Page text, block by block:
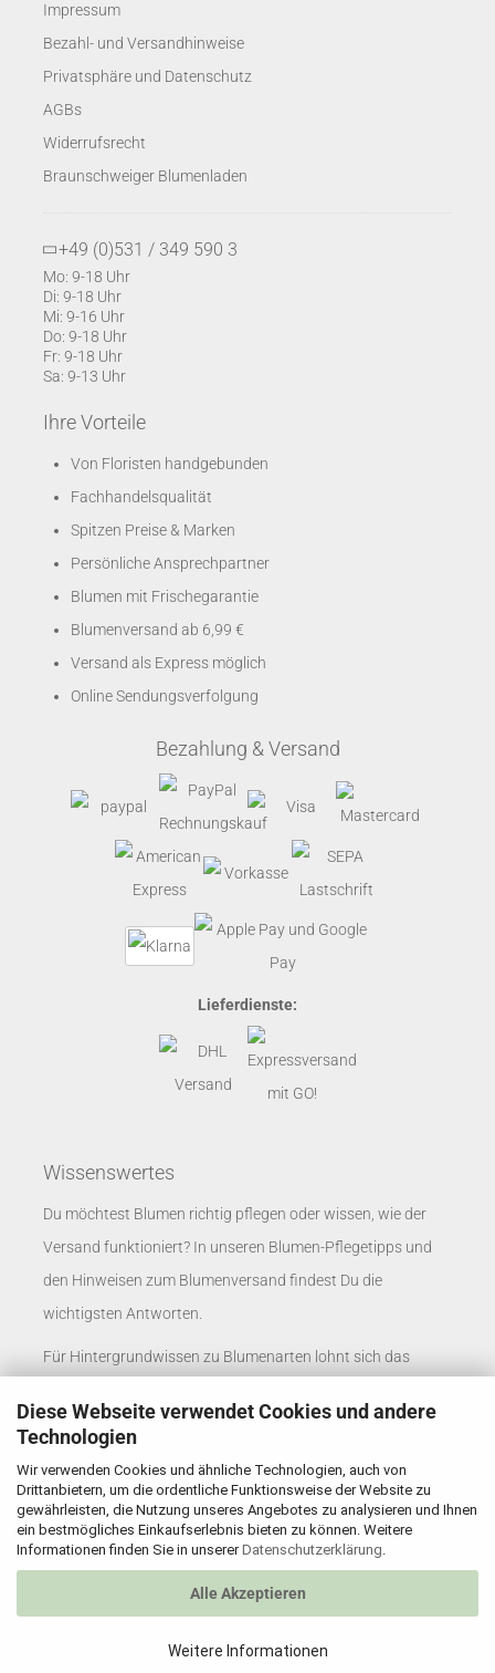
Diese Webseite verwendet Cookies und andere
Technologien
Wir verwenden Cookies und ähnliche Technologien, auch von
Drittanbietern, um die ordentliche Funktionsweise der Website zu
gewährleisten, die Nutzung unseres Angebotes zu analysieren und Ihnen
ein bestmögliches Einkaufserlebnis bieten zu können. Weitere
Informationen finden Sie in unsererDatenschutzerklärung.
Alle Akzeptieren
Weitere Informationen
Impressum
Bezahl- und Versandhinweise
Privatsphäre und Datenschutz
AGBs
Widerrufsrecht
Braunschweiger Blumenladen
+49 (0)531 / 349 590 3
Mo: 9-18 Uhr
Di: 9-18 Uhr
Mi: 9-16 Uhr
Do: 9-18 Uhr
Fr: 9-18 Uhr
Sa: 9-13 Uhr
Ihre Vorteile
Von Floristen handgebunden
Fachhandelsqualität
Spitzen Preise & Marken
Persönliche Ansprechpartner
Blumen mit Frischegarantie
Blumenversand ab 6,99 €
Versand als Express möglich
Online Sendungsverfolgung
Bezahlung & Versand
Lieferdienste:
Wissenswertes
Du möchtest Blumen richtig pflegen oder wissen, wie der
Versand funktioniert? In unseren Blumen-Pflegetipps und
den Hinweisen zum Blumenversand findest Du die
wichtigsten Antworten.
Für Hintergrundwissen zu Blumenarten lohnt sich das
Informationen auf der SeiteBlumenversand für
Rosenbote auf social media
X